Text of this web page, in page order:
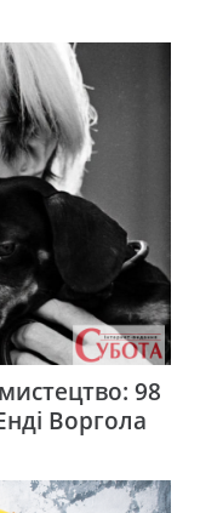
98
Воргола